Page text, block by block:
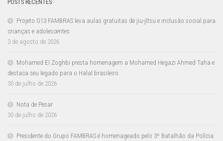
POSTS RECENTES
Projeto G13 FAMBRAS leva aulas gratuitas de jiu-jítsu e inclusão social para
crianças e adolescentes
3 de agosto de 2026
Mohamed El Zoghbi presta homenagem a Mohamed Hegazi Ahmed Taha e
destaca seu legado para o Halal brasileiro
30 de julho de 2026
Nota de Pesar
30 de julho de 2026
Presidente do Grupo FAMBRAS é homenageado pelo 3º Batalhão da Polícia